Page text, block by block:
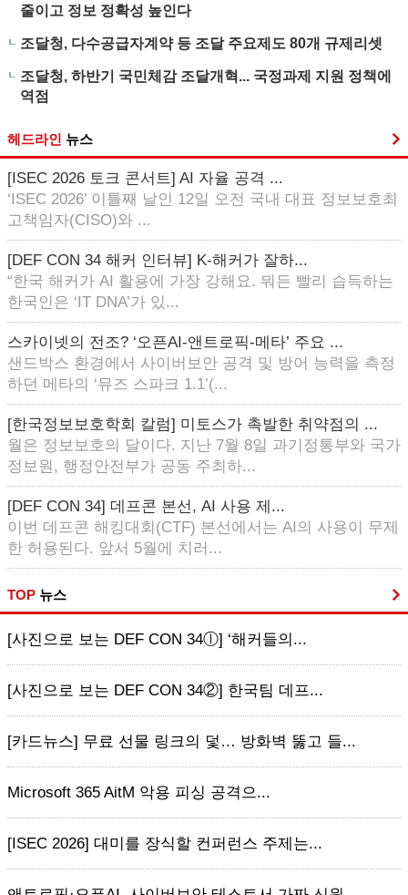
줄이고 정보 정확성 높인다
조달청, 다수공급자계약 등 조달 주요제도 80개 규제리셋
조달청, 하반기 국민체감 조달개혁... 국정과제 지원 정책에
역점
헤드라인 뉴스
[ISEC 2026 토크 콘서트] AI 자율 공격 ...
‘ISEC 2026’ 이틀째 날인 12일 오전 국내 대표 정보보호최
고책임자(CISO)와 ...
[DEF CON 34 해커 인터뷰] K-해커가 잘하...
“한국 해커가 AI 활용에 가장 강해요. 뭐든 빨리 습득하는
한국인은 ‘IT DNA’가 있...
스카이넷의 전조? ‘오픈AI-앤트로픽-메타’ 주요 ...
샌드박스 환경에서 사이버보안 공격 및 방어 능력을 측정
하던 메타의 ‘뮤즈 스파크 1.1’(...
[한국정보보호학회 칼럼] 미토스가 촉발한 취약점의 ...
월은 정보보호의 달이다. 지난 7월 8일 과기정통부와 국가
정보원, 행정안전부가 공동 주최하...
[DEF CON 34] 데프콘 본선, AI 사용 제...
이번 데프콘 해킹대회(CTF) 본선에서는 AI의 사용이 무제
한 허용된다. 앞서 5월에 치러...
TOP 뉴스
[사진으로 보는 DEF CON 34ⓛ] ‘해커들의...
[사진으로 보는 DEF CON 34②] 한국팀 데프...
[카드뉴스] 무료 선물 링크의 덫… 방화벽 뚫고 들...
Microsoft 365 AitM 악용 피싱 공격으...
[ISEC 2026] 대미를 장식할 컨퍼런스 주제는...